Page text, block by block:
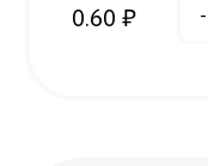
0.60 ₽ -